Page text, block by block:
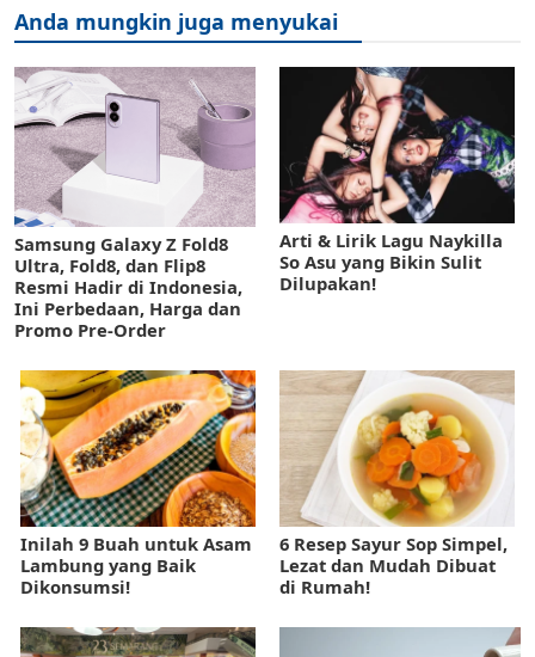
Anda mungkin juga menyukai
Samsung Galaxy Z Fold8
Ultra, Fold8, dan Flip8
Resmi Hadir di Indonesia,
Ini Perbedaan, Harga dan
Promo Pre-Order
Arti & Lirik Lagu Naykilla
So Asu yang Bikin Sulit
Dilupakan!
Inilah 9 Buah untuk Asam
Lambung yang Baik
Dikonsumsi!
6 Resep Sayur Sop Simpel,
Lezat dan Mudah Dibuat
di Rumah!